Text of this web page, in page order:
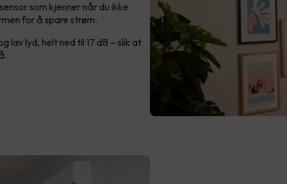
som kjenner når du ikke
for å spare strøm.
lav lyd, helt ned til 17 dB – slik at